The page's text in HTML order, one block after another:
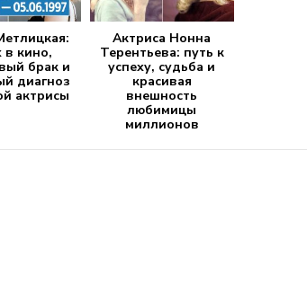
в кино,
брак и
диагноз
актрисы
Актриса Нонна
Терентьева: путь к
успеху, судьба и
красивая
внешность
любимицы
миллионов